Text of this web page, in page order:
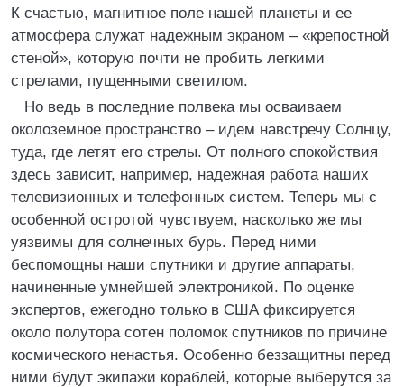
К счастью, магнитное поле нашей планеты и ее
атмосфера служат надежным экраном – «крепостной
стеной», которую почти не пробить легкими
стрелами, пущенными светилом.
Но ведь в последние полвека мы осваиваем
околоземное пространство – идем навстречу Солнцу,
туда, где летят его стрелы. От полного спокойствия
здесь зависит, например, надежная работа наших
телевизионных и телефонных систем. Теперь мы с
особенной остротой чувствуем, насколько же мы
уязвимы для солнечных бурь. Перед ними
беспомощны наши спутники и другие аппараты,
начиненные умнейшей электроникой. По оценке
экспертов, ежегодно только в США фиксируется
около полутора сотен поломок спутников по причине
космического ненастья. Особенно беззащитны перед
ними будут экипажи кораблей, которые выберутся за